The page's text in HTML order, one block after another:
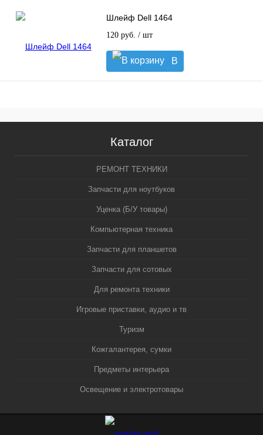
Шлейф Dell 1464
120 руб. / шт
В
корзину
Каталог
РЕМОНТ ТЕХНИКИ
Запчасти для ноутбуков
Уценка (Б/У товары)
Компьютерная техника
Запчасти для планшетов
Запчасти для сотовых
Для ремонта техники
Игровые приставки, аудио и тв
Туризм
Кожгалантерея, сумки
Предметы интерьера
Освещение и электротовары